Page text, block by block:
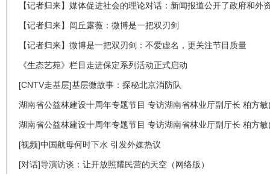
【记者归来】媒体促进社会的理论对话：新闻报道公开了政府和外
【记者归来】闾丘露薇：微博是一把双刃剑
【记者归来】微博是一把双刃剑：不爱虚名，更关注节目质量
《生态艺苑》栏目走进保定系列活动正式启动
[CNTV走基层]基层微故事：探秘北京消防队
湖南省公益林建设十周年专题节目 专访湖南省林业厅副厅长 柏方
湖南省公益林建设十周年专题节目 专访湖南省林业厅副厅长 柏方
[视频]中国航母何时下水 引发外媒热议
[对话]导演访谈：让开放照耀民营的天空（网络版）